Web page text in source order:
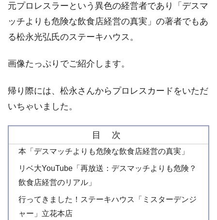
元プロレスラーという異色の経営者であり「デスマ
ッチよりも危険な飲食店経営の真実」の著者でもあ
る松永光弘氏のステーキハウス。
画像たっぷりでご紹介します。
帰り際には、松永さんからプロレスカードをいただ
いちゃいました。
目 次
本「デスマッチよりも危険な飲食店経営の真実」
リベ大YouTube「再放送：デスマッチよりも危険？
飲食店経営のリアル」
行ってきました！ステーキハウス「ミスターデンジ
ャー」立花本店